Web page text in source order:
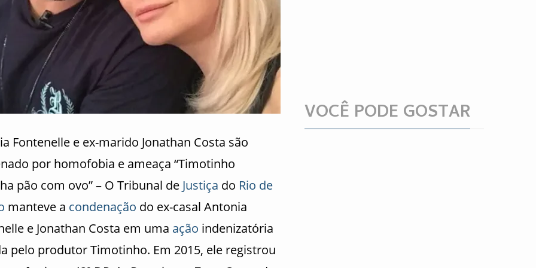
Fontenelle e ex-marido Jonathan Costa são
por homofobia e ameaça “Timotinho
pão com ovo” – O Tribunal de Justiça do Rio de
manteve a condenação do ex-casal Antonia
e Jonathan Costa em uma ação indenizatória
pelo produtor Timotinho. Em 2015, ele registrou
VOCÊ PODE GOSTAR